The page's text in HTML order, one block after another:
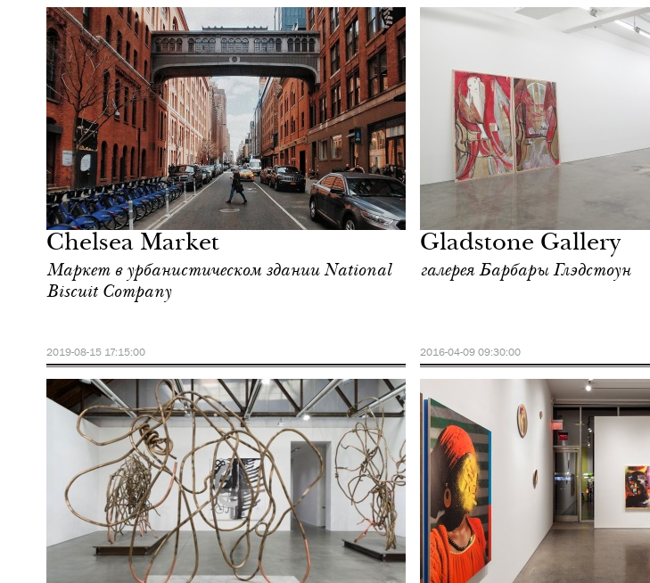
Chelsea Market
Маркет в урбанистическом здании National
Biscuit Company
2019-08-15 17:15:00
Культура
Нью-Йорк
Gladstone Gallery
галерея Барбары Глэдстоун
2016-04-09 09:30:00
Культура